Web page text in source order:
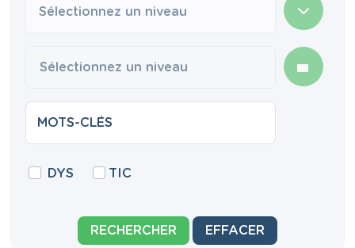
Sélectionnez un niveau
DYS TIC
RECHERCHER EFFACER